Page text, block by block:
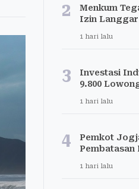
2
Menkum
Izin Langgar
1 hari lalu
3
Investasi
9.800
1 hari lalu
4
Pemkot
Pembatasan
1 hari lalu